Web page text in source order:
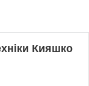
Кияшко